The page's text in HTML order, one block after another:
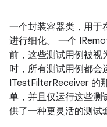
一个封装容器类，用于
进行细化。 一个
前，这些测试用例被
时，所有测试用例都
ITestFilterReceiver 的
单，并且仅运行这些测
供了一种更灵活的测试